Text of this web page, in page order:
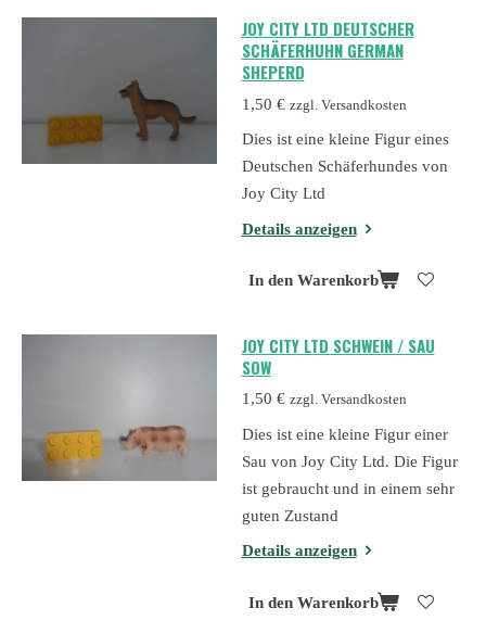
JOY CITY LTD DEUTSCHER
SCHÄFERHUHN GERMAN
SHEPERD
1,50 € zzgl. Versandkosten
Dies ist eine kleine Figur eines
Deutschen Schäferhundes von
Joy City Ltd
Details anzeigen
In den Warenkorb
JOY CITY LTD SCHWEIN / SAU
SOW
1,50 € zzgl. Versandkosten
Dies ist eine kleine Figur einer
Sau von Joy City Ltd. Die Figur
ist gebraucht und in einem sehr
guten Zustand
Details anzeigen
In den Warenkorb